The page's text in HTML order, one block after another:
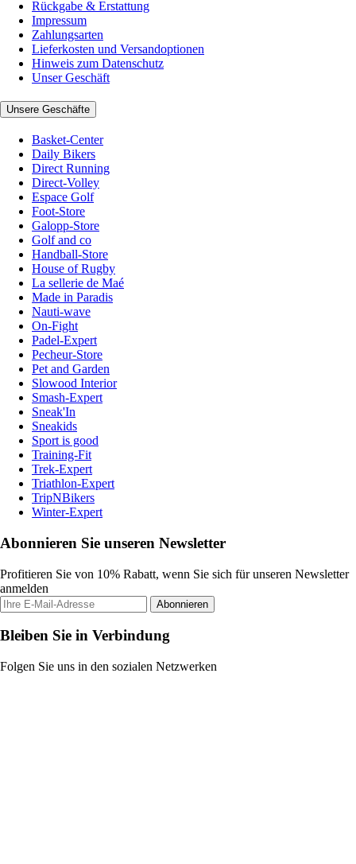
Rückgabe & Erstattung
Impressum
Zahlungsarten
Lieferkosten und Versandoptionen
Hinweis zum Datenschutz
Unser Geschäft
Unsere Geschäfte
Basket-Center
Daily Bikers
Direct Running
Direct-Volley
Espace Golf
Foot-Store
Galopp-Store
Golf and co
Handball-Store
House of Rugby
La sellerie de Maé
Made in Paradis
Nauti-wave
On-Fight
Padel-Expert
Pecheur-Store
Pet and Garden
Slowood Interior
Smash-Expert
Sneak'In
Sneakids
Sport is good
Training-Fit
Trek-Expert
Triathlon-Expert
TripNBikers
Winter-Expert
Abonnieren Sie unseren Newsletter
Profitieren Sie von 10% Rabatt, wenn Sie sich für unseren Newsletter
anmelden
Abonnieren
Bleiben Sie in Verbindung
Folgen Sie uns in den sozialen Netzwerken